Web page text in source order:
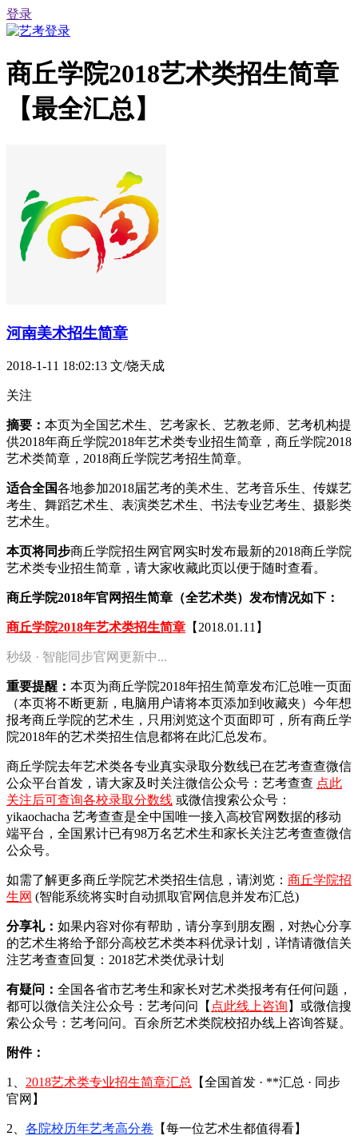
登录
商丘学院2018艺术类招生简章
【最全汇总】
河南美术招生简章
2018-1-11 18:02:13 文/饶天成
关注
摘要： 本页为全国艺术生、艺考家长、艺教老师、艺考机构提
供2018年商丘学院2018年艺术类专业招生简章，商丘学院2018
艺术类简章，2018商丘学院艺考招生简章。
适合全国各地参加2018届艺考的美术生、艺考音乐生、传媒艺
考生、舞蹈艺术生、表演类艺术生、书法专业艺考生、摄影类
艺术生。
本页将同步商丘学院招生网官网实时发布最新的2018商丘学院
艺术类专业招生简章，请大家收藏此页以便于随时查看。
商丘学院2018年官网招生简章（全艺术类）发布情况如下：
商丘学院2018年艺术类招生简章 【2018.01.11】
秒级 · 智能同步官网更新中...
重要提醒： 本页为商丘学院2018年招生简章发布汇总唯一页面
（本页将不断更新，电脑用户请将本页添加到收藏夹）今年想
报考商丘学院的艺术生，只用浏览这个页面即可，所有商丘学
院2018年的艺术类招生信息都将在此汇总发布。
商丘学院去年艺术类各专业真实录取分数线已在艺考查查微信
公众平台首发， 请大家及时关注微信公众号：艺考查查 点此
关注后可查询各校录取分数线 或微信搜索公众号：
yikaochacha 艺考查查是全中国唯一接入高校官网数据的移动
端平台，全国累计已有98万名艺术生和家长关注艺考查查微信
公众号。
如需了解更多商丘学院艺术类招生信息，请浏览： 商丘学院招
生网 (智能系统将实时自动抓取官网信息并发布汇总)
分享礼： 如果内容对你有帮助，请分享到朋友圈，对热心分享
的艺术生将给予部分高校艺术类本科优录计划，详情请微信关
注艺考查查回复：2018艺术类优录计划
有疑问： 全国各省市艺考生和家长对艺术类报考有任何问题，
都可以微信关注公众号：艺考问问【 点此线上咨询 】或微信搜
索公众号：艺考问问。百余所艺术类院校招办线上咨询答疑。
附件：
1、 2018艺术类专业招生简章汇总
【全国首发 · **汇总 · 同步
官网】
2、 各院校历年艺考高分卷 【每一位艺术生都值得看】